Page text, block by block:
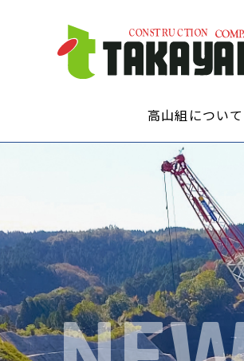
高山組について
経営理念・経
代表取締役挨拶
会社概要
会社沿革
ISO・安全管理
技術・資格